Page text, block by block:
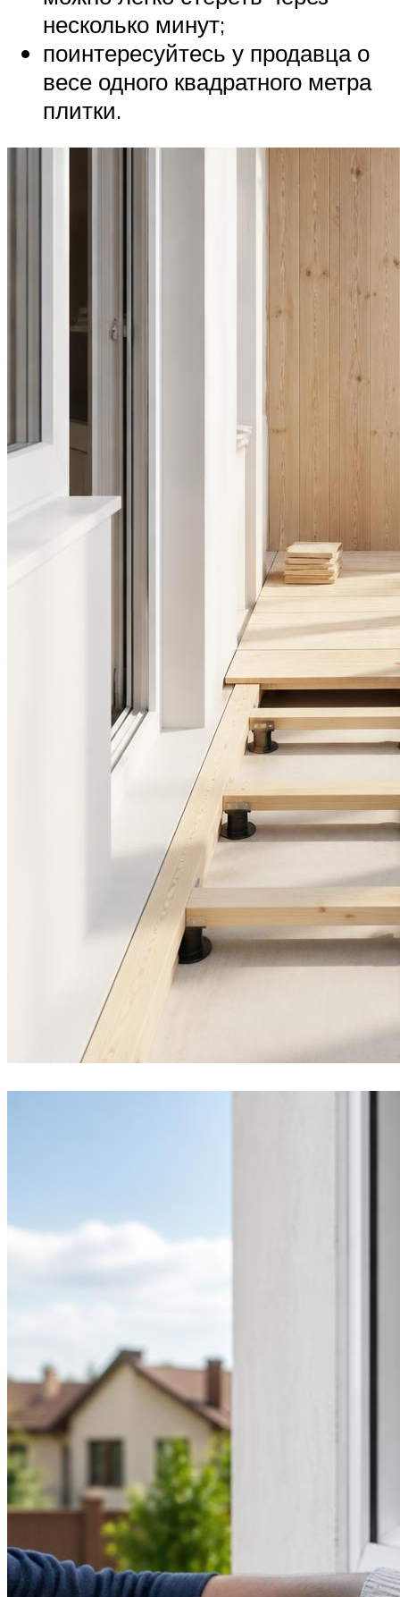
несколько минут;
поинтересуйтесь у продавца о
весе одного квадратного метра
плитки.